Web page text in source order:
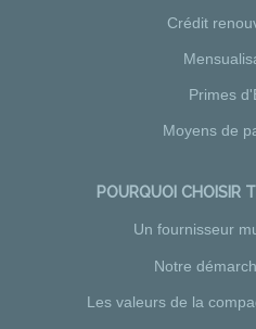
Crédit
Primes
Moyens de
POURQUOI CHOISIR
Un fournisseur
Notre
Les valeurs de la